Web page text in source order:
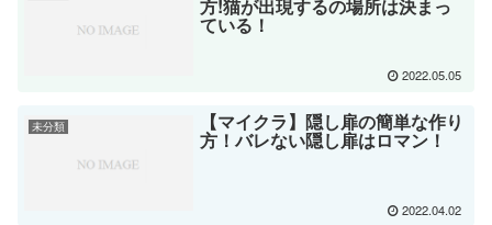
方!猫が出現するの場所は決まっ
ている！
2022.05.05
未分類 【マイクラ】隠し扉の簡単な作り
方！バレない隠し扉はロマン！
2022.04.02